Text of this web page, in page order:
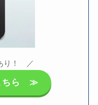
り！ ／
ちら ≫